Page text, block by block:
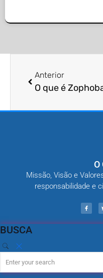
Anterior
O
Missão, Visão e
responsabilidade e
BUSCA